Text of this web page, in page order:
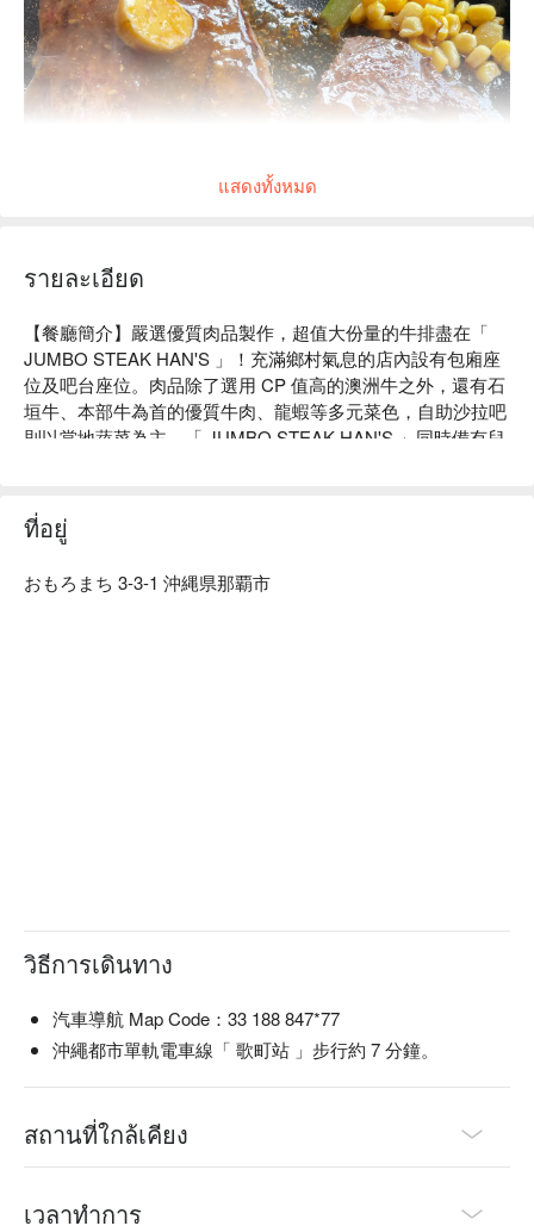
【人気No.1】
🌈＼✨オージーチルドランプステーキ✨／
肉質が柔らかく、脂肪分の少ない赤身のお肉なので女性にも
แสดงทั้งหมด
รายละเอียด
【餐廳簡介】嚴選優質肉品製作，超值大份量的牛排盡在「
JUMBO STEAK HAN'S 」！充滿鄉村氣息的店內設有包廂座
位及吧台座位。肉品除了選用 CP 值高的澳洲牛之外，還有石
垣牛、本部牛為首的優質牛肉、龍蝦等多元菜色，自助沙拉吧
則以當地蔬菜為主。「 JUMBO STEAK HAN'S 」同時備有兒
冷藏後腿肉牛排：自開店以來長期受到眾人喜愛，最能代表「
JUMBO STEAK HAN'S 」牛排館的牛排！牛肉先由技巧純熟
只吃的到上等好味。
ที่อยู่
おもろまち 3-3-1 沖縄県那覇市
วิธีการเดินทาง
汽車導航 Map Code：33 188 847*77
沖繩都市單軌電車線「 歌町站 」步行約 7 分鐘。
สถานที่ใกล้เคียง
เวลาทำการ